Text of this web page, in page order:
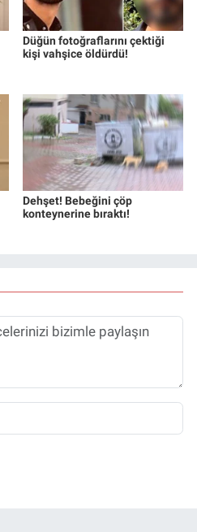
Düğün fotoğraflarını çektiği
kişi vahşice öldürdü!
Dehşet! Bebeğini çöp
konteynerine bıraktı!